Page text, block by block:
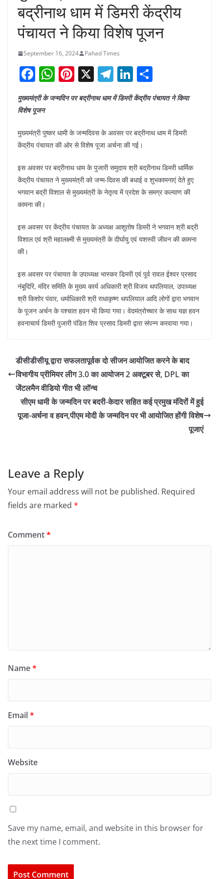
बद्रीनाथ धाम में डिमरी केंद्रीय
पंचायत ने किया विशेष पूजन
September 16, 2024 Pahad Times
F
a
c
e
b
o
o
k
W
h
at
A
p
p
Pi
nt
er
st
X T
el
e
a
m
Li
n
k
dI
n
h
ar
मुख्यमंत्री के जन्मदिन पर बद्रीनाथ धाम में डिमरी केंद्रीय पंचायत ने किया
विशेष पूजन
मुख्यमंत्री पुष्कर धामी के जन्मदिवस के अवसर पर बद्रीनाथ धाम में डिमरी
केंद्रीय पंचायत की ओर से विशेष पूजा अर्चना की गई।
इस अवसर पर बद्रीनाथ धाम के पुजारी समुदाय श्री बद्रीनाथ डिमरी धार्मिक
केंद्रीय पंचायत ने मुख्यमंत्री को जन्म-दिवस की बधाई व शुभकामनाएं देते हुए
भगवान बद्री विशाल से मुख्यमंत्री के नेतृत्व में प्रदेश के समग्र कल्याण की
कामना की।
इस अवसर पर केंद्रीय पंचायत के अध्यक्ष आशुतोष डिमरी ने भगवान श्री बद्री
विशाल एवं श्री महालक्ष्मी से मुख्यमंत्री के दीर्घायु एवं यशस्वी जीवन की कामना
की।
इस अवसर पर पंचायत के उपाध्यक्ष भास्कर डिमरी एवं पूर्व रावल ईश्वर प्रसाद
नंबूदिरि, मंदिर समिति के मुख्य कार्य अधिकारी श्री विजय थपलियाल, उपाध्यक्ष
श्री किशोर पंवार, धर्माधिकारी श्री राधाकृष्ण थपलियाल आदि लोगों द्वारा भगवान
के पूजन अर्चन के पश्चात हवन भी किया गया। वेदमंत्रोच्चार के साथ यज्ञ हवन
हवनाचार्य डिमरी पुजारी पंडित शिव प्रसाद डिमरी द्वारा संपन्न करवाया गया।
डीसीडीसीयू द्वारा सफलतापूर्वक दो सीजन आयोजित करने के बाद
विभागीय प्रीमियर लीग 3.0 का आयोजन 2 अक्टूबर से, DPL का
जेंटलमैन वीडियो गीत भी लॉन्च
सीएम धामी के जन्मदिन पर बदरी-केदार सहित कई प्रमुख मंदिरों में हुई
पूजा-अर्चना व हवन,पीएम मोदी के जन्मदिन पर भी आयोजित होंगी विशेष
पूजाएं
Leave a Reply
Your email address will not be published. Required
fields are marked *
Comment*
Name*
Email*
Website
Save my name, email, and website in this browser for
the next time I comment.